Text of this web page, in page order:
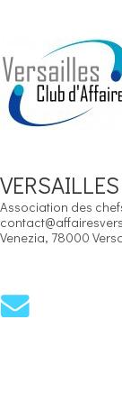
Association des
Venezia, 78000